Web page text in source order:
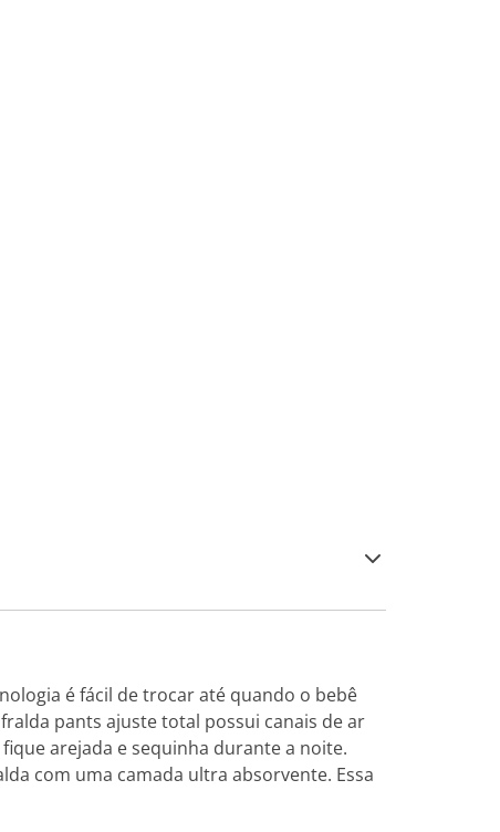
é fácil de trocar até quando o bebê
pants ajuste total possui canais de ar
arejada e sequinha durante a noite.
com uma camada ultra absorvente. Essa